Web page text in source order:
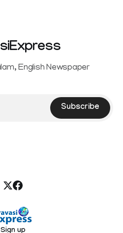
English Newspaper
Subscribe